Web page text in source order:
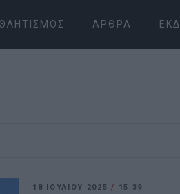
ΆΡΘΡΑ
18 ΙΟΥΛΊΟΥ 2025/ 15:39